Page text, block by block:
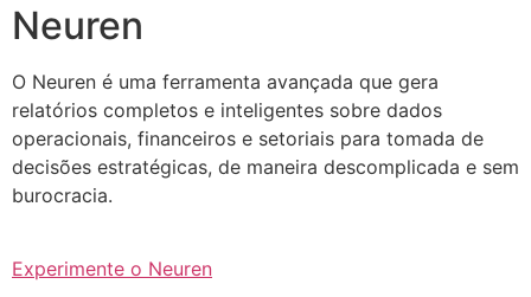
Neuren
O Neuren é uma ferramenta avançada que gera
relatórios completos e inteligentes sobre dados
operacionais, financeiros e setoriais para tomada de
decisões estratégicas, de maneira descomplicada e sem
burocracia.
Experimente o Neuren